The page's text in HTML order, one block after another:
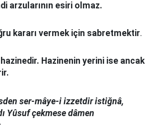
arzularının esiri olmaz.
kararı vermek için sabretmektir.
Hazinenin yerini ise ancak
ser-mâye-i izzetdir istiğnâ,
Yûsuf çekmese dâmen